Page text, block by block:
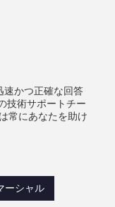
速かつ正確な回答
技術サポートチー
常にあなたを助け
ーシャル